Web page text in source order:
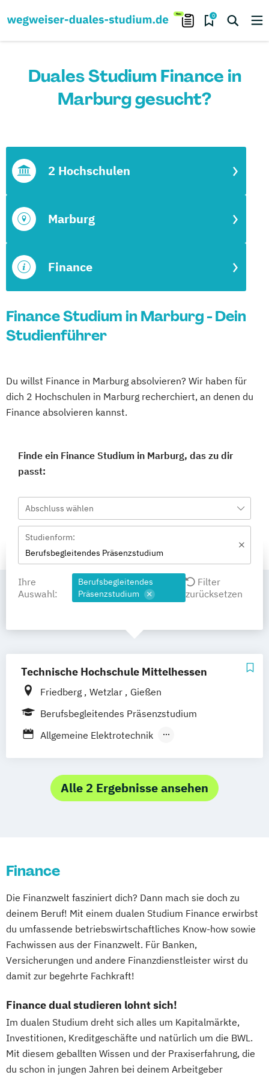
0
Duales Studium Finance in
Marburg gesucht?
Finance
Marburg
2 Hochschulen
Finance Studium in Marburg - Dein
Studienführer
Du willst Finance in Marburg absolvieren? Wir haben für
dich 2 Hochschulen in Marburg recherchiert, an denen du
Finance absolvieren kannst.
Finde ein Finance Studium in Marburg, das zu dir
passt:
Abschluss wählen
Studienform:
Berufsbegleitendes Präsenzstudium
Ihre
Auswahl:
Berufsbegleitendes
Präsenzstudium
Filter
zurücksetzen
Technische Hochschule Mittelhessen
Friedberg Wetzlar
Gießen
Berufsbegleitendes Präsenzstudium
Allgemeine Elektrotechnik
Studienrichtungen)
Ingenieurwesen Elektrotechnik
Nachrichtentechnik und Computernetze
Prozessmanagement
Systems Engineering
Technischer Vertrieb
Wirtschaftsingenieurwesen
Alle 2 Ergebnisse ansehen
Finance
Die Finanzwelt fasziniert dich? Dann mach sie doch zu
deinem Beruf! Mit einem dualen Studium Finance erwirbst
du umfassende betriebswirtschaftliches Know-how sowie
Fachwissen aus der Finanzwelt. Für Banken,
Versicherungen und andere Finanzdienstleister wirst du
damit zur begehrte Fachkraft!
Finance dual studieren lohnt sich!
Im dualen Studium dreht sich alles um Kapitalmärkte,
Investitionen, Kreditgeschäfte und natürlich um die BWL.
Mit diesem geballten Wissen und der Praxiserfahrung, die
du schon in jungen Jahren bei deinem Arbeitgeber